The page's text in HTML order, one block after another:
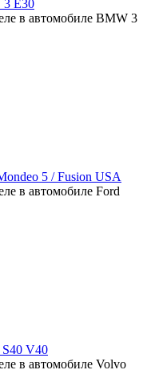
3 E30
в автомобиле BMW 3
5 / Fusion USA
в автомобиле Ford
S40 V40
в автомобиле Volvo